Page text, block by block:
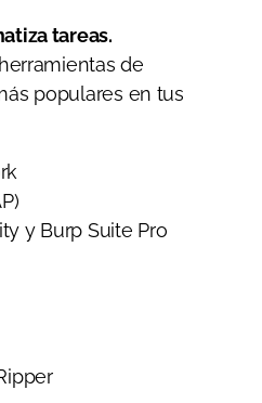
tareas.
de
populares en tus
y Burp Suite Pro